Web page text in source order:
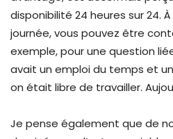
disponibilité 24 heures sur 24.
journée, vous pouvez être
exemple, pour une question
avait un emploi du temps et
on était libre de travailler.
Je pense également que de